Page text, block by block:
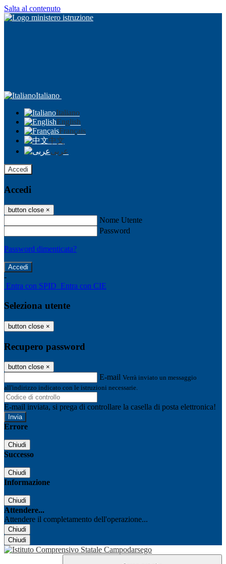
Salta al contenuto
Italiano
Italiano
English
Français
中文
عربى
Accedi
Accedi
button close ×
Nome Utente
Password
Password dimenticata?
-
Entra con SPID Entra con CIE
Seleziona utente
button close ×
Recupero password
button close ×
E-mail Verrà inviato un messaggio
all'indirizzo indicato con le istruzioni necessarie.
E-mail inviata, si prega di controllare la casella di posta elettronica!
Errore
Chiudi
Successo
Chiudi
Informazione
Chiudi
Attendere...
Attendere il completamento dell'operazione...
Chiudi
Chiudi